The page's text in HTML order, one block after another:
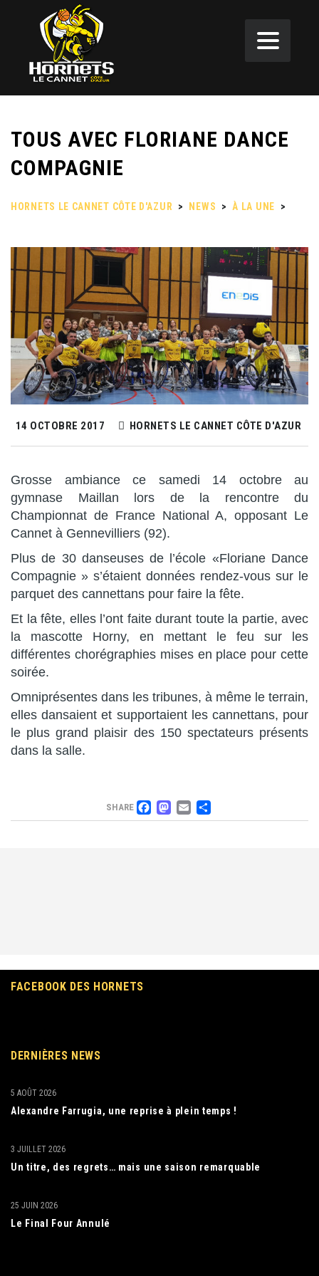
TOUS AVEC FLORIANE DANCE
COMPAGNIE
HORNETS LE CANNET CÔTE D'AZUR > NEWS > À LA UNE
>
14 OCTOBRE 2017 HORNETS LE CANNET CÔTE D'AZUR
Grosse ambiance ce samedi 14 octobre au
gymnase Maillan lors de la rencontre du
Championnat de France National A, opposant Le
Cannet à Gennevilliers (92).
Plus de 30 danseuses de l’école «Floriane Dance
Compagnie » s’étaient données rendez-vous sur le
parquet des cannettans pour faire la fête.
Et la fête, elles l’ont faite durant toute la partie, avec
la mascotte Horny, en mettant le feu sur les
différentes chorégraphies mises en place pour cette
soirée.
Omniprésentes dans les tribunes, à même le terrain,
elles dansaient et supportaient les cannettans, pour
le plus grand plaisir des 150 spectateurs présents
dans la salle.
SHARE FACEBOOK
MASTODON
EMAIL
PARTAGER
FACEBOOK DES HORNETS
DERNIÈRES NEWS
Alexandre Farrugia, une reprise à plein temps !
5 AOÛT 2026
Un titre, des regrets… mais une saison remarquable
3 JUILLET 2026
Le Final Four Annulé
25 JUIN 2026